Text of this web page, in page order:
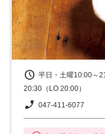
平日・土曜10:00～
20:30（LO 20:00）
047-411-6077